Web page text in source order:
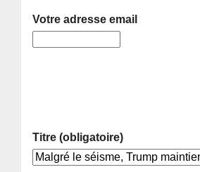
Votre adresse email
Titre (obligatoire)